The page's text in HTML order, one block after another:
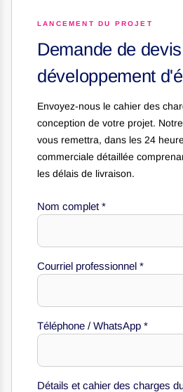
LANCEMENT DU PROJET
Demande de
développement
Envoyez-nous le cahier des
conception de votre projet.
vous remettra, dans les 24
commerciale détaillée
les délais de livraison.
Nom complet *
Courriel professionnel *
Nom
Téléphone / WhatsApp *
Détails et cahier des charges